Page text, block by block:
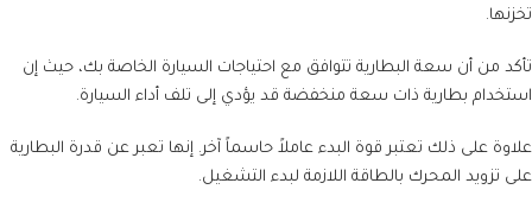
تخزنها.
تأكد من أن سعة البطارية تتوافق مع احتياجات السيارة الخاصة بك، حيث إن
استخدام بطارية ذات سعة منخفضة قد يؤدي إلى تلف أداء السيارة.
علاوة على ذلك تعتبر قوة البدء عاملاً حاسماً آخر. إنها تعبر عن قدرة البطارية
على تزويد المحرك بالطاقة اللازمة لبدء التشغيل.